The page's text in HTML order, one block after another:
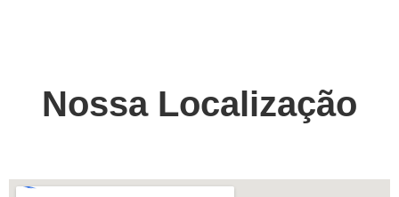
Nossa Localização